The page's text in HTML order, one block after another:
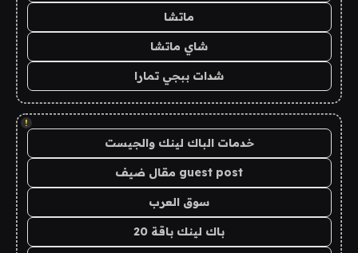
ماتشا
شاي ماتشا
شدات ببجي تمارا
!
خدمات الباك لينك والجيست
guest post مقال ضيف
سوق العرب
باك لينك باقة 20